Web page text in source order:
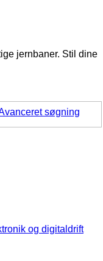
jernbaner. Stil dine
søgning
og digitaldrift